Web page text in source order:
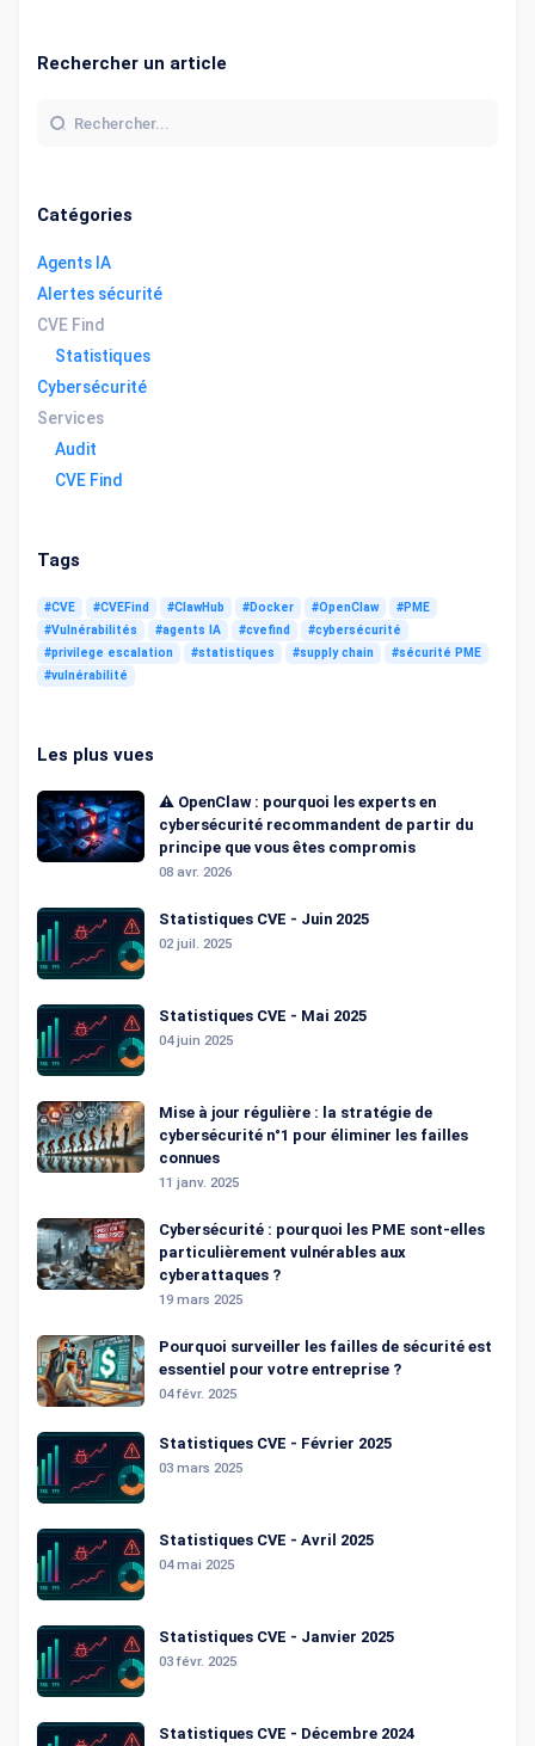
Rechercher un article
Catégories
Agents IA
Alertes sécurité
CVE Find
Statistiques
Cybersécurité
Services
Audit
CVE Find
Tags
#CVE #CVEFind #ClawHub #Docker #OpenClaw
#PME
#Vulnérabilités
#agents IA #cvefind
#cybersécurité
#privilege escalation
#statistiques #supply chain
#sécurité PME
#vulnérabilité
Les plus vues
⚠️ OpenClaw : pourquoi les experts en
cybersécurité recommandent de partir du
principe que vous êtes compromis
08 avr. 2026
Statistiques CVE - Juin 2025
02 juil. 2025
Statistiques CVE - Mai 2025
04 juin 2025
Mise à jour régulière : la stratégie de
cybersécurité n°1 pour éliminer les failles
connues
11 janv. 2025
Cybersécurité : pourquoi les PME sont-elles
particulièrement vulnérables aux
cyberattaques ?
19 mars 2025
Pourquoi surveiller les failles de sécurité est
essentiel pour votre entreprise ?
04 févr. 2025
Statistiques CVE - Février 2025
03 mars 2025
Statistiques CVE - Avril 2025
04 mai 2025
Statistiques CVE - Janvier 2025
03 févr. 2025
Statistiques CVE - Décembre 2024